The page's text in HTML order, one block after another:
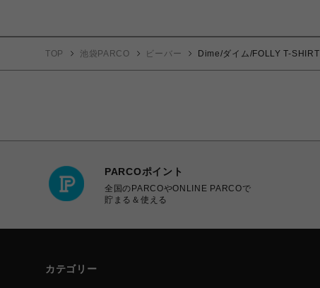
TOP 池袋PARCO ビーバー Dime/ダイム/FOLLY T-SHIRT
PARCOポイント
全国のPARCOやONLINE PARCOで
貯まる＆使える
カテゴリー